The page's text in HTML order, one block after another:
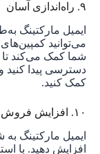
۹. راه‌اندازی آسان
ایمیل مارکتینگ
می‌توانید
شما کمک می‌کند
دسترسی پیدا
کمک کنید.
۱۰. افزایش فروش و درآمد
ایمیل مارکتینگ
افزایش دهید. با